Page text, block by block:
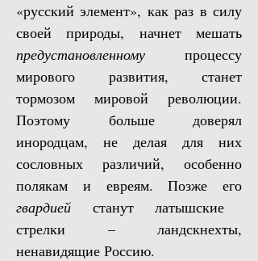
«русский элемент», как раз в силу
своей природы, начнет мешать
предустановленному процессу
мирового развития, станет
тормозом мировой революции.
Поэтому больше доверял
инородцам, не делая для них
сословных различий, особенно
полякам и евреям. Позже его
гвардией станут латышские
стрелки – ландскнехты,
ненавидящие Россию.